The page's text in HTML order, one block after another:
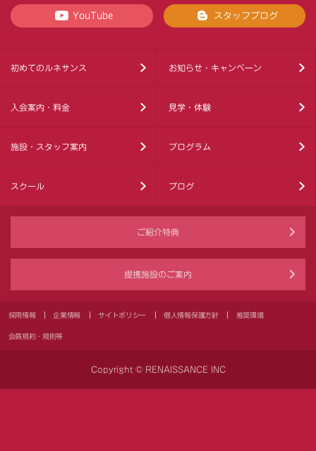
YouTube スタッフブログ
初めてのルネサンス お知らせ・キャンペーン
入会案内・料金 見学・体験
施設・スタッフ案内 プログラム
スクール ブログ
ご紹介特典
提携施設のご案内
採用情報 企業情報 サイトポリシー 個人情報保護方針 推奨環境
会員規約・規則等
Copyright © RENAISSANCE INC